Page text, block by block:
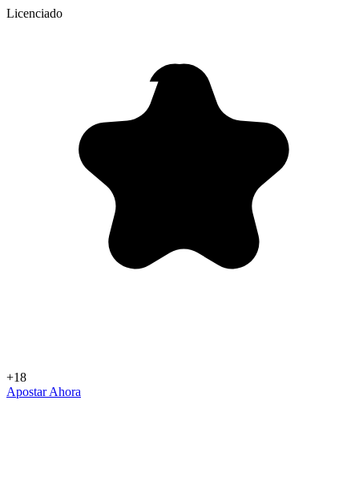
Licenciado
+18
Apostar Ahora